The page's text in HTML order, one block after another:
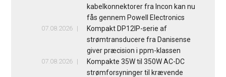
kabelkonnektorer fra Incon kan nu
fås gennem Powell Electronics
07.08.2026
Kompakt DP12IP-serie af
strømtransducere fra Danisense
giver præcision i ppm-klassen
07.08.2026
Kompakte 35W til 350W AC-DC
strømforsyninger til krævende